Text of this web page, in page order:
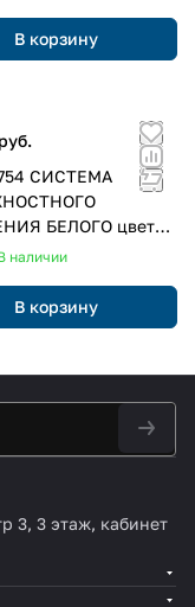
В корзину
СИСТЕМА
БЕЛОГО цвета
с iPad Pro 12,9" (5-
наличии
В корзину
3, 3 этаж, кабинет